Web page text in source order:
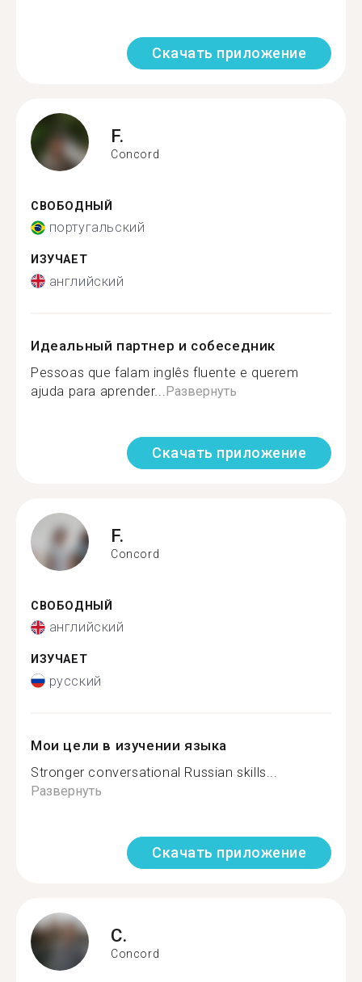
Скачать приложение
F.
Concord
СВОБОДНЫЙ
португальский
ИЗУЧАЕТ
английский
Идеальный партнер и собеседник
Pessoas que falam inglês fluente e querem
ajuda para aprender... Развернуть
Скачать приложение
F.
Concord
СВОБОДНЫЙ
английский
ИЗУЧАЕТ
русский
Мои цели в изучении языка
Stronger conversational Russian skills...
Развернуть
Скачать приложение
C.
Concord